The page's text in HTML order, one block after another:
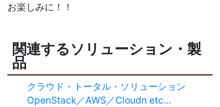
お楽しみに！！
関連するソリューション・製
品
クラウド・トータル・ソリューション
OpenStack／AWS／Cloudn etc...